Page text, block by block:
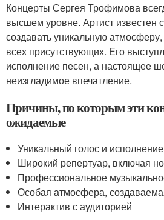
Концерты Сергея Трофимова
высшем уровне. Артист известен
создавать уникальную
всех присутствующих. Его
исполнение песен, а настоящее
неизгладимое впечатление.
Причины, по которым эти
ожидаемые
Уникальный голос и исполнение
Широкий репертуар, включая
Профессиональное
Особая атмосфера,
Интерактив с аудиторией